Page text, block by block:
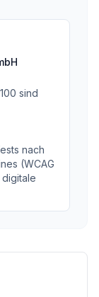
sind
nach
(WCAG